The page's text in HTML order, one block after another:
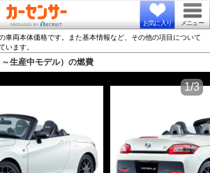
お気に入り メニュー
車両本体価格です。また基本情報など、その他の項目について
います。
生産中モデル）の燃費
1/3